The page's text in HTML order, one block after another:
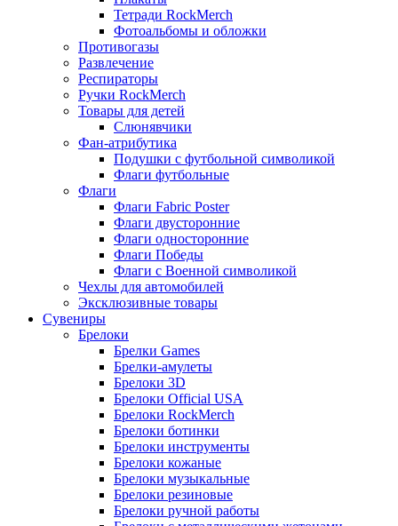
Тетради RockMerch
Фотоальбомы и обложки
Противогазы
Развлечение
Респираторы
Ручки RockMerch
Товары для детей
Слюнявчики
Фан-атрибутика
Подушки с футбольной символикой
Флаги футбольные
Флаги
Флаги Fabric Poster
Флаги двусторонние
Флаги односторонние
Флаги Победы
Флаги с Военной символикой
Чехлы для автомобилей
Эксклюзивные товары
Сувениры
Брелоки
Брелки Games
Брелки-амулеты
Брелоки 3D
Брелоки Official USA
Брелоки RockMerch
Брелоки ботинки
Брелоки инструменты
Брелоки кожаные
Брелоки музыкальные
Брелоки резиновые
Брелоки ручной работы